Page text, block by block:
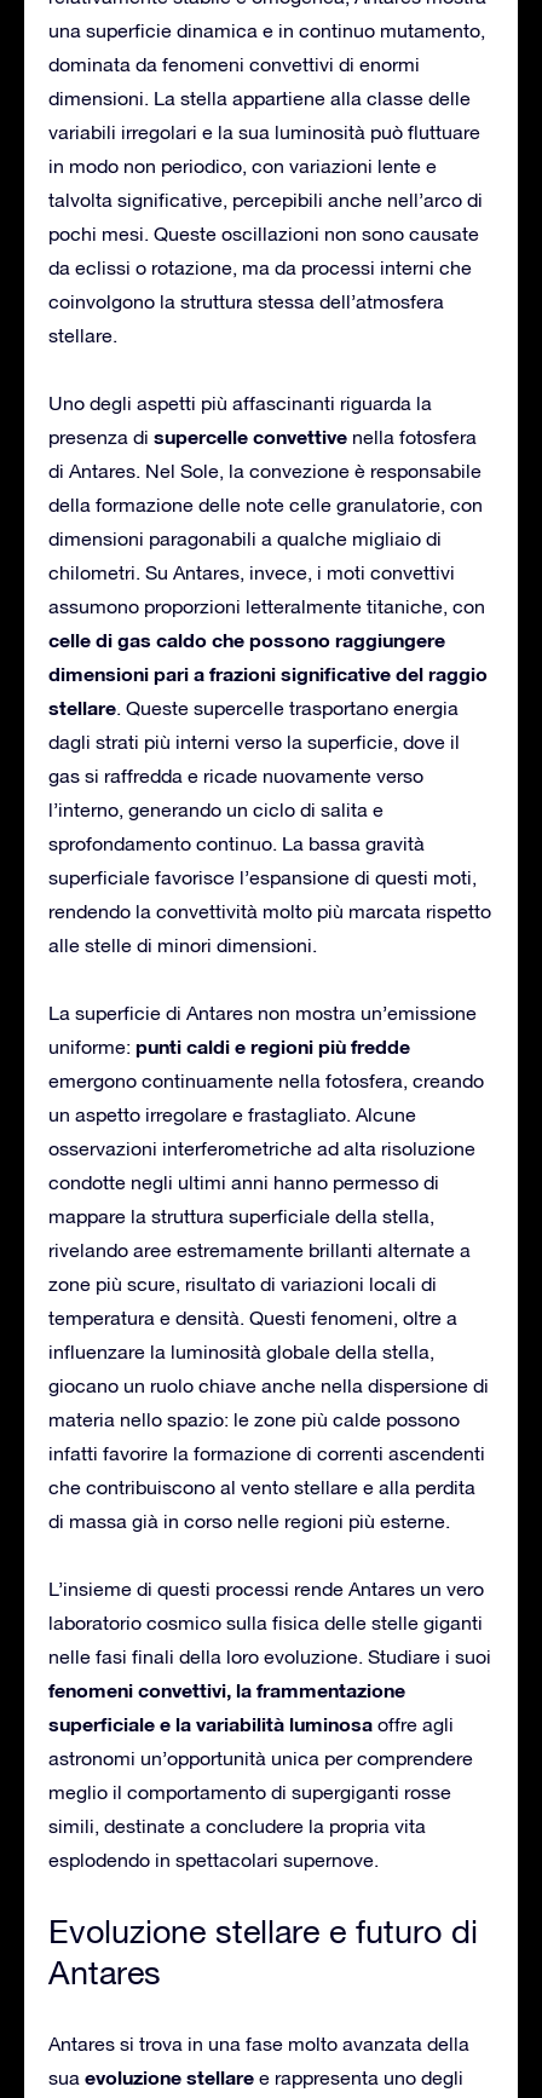
una superficie dinamica e in continuo mutamento,
dominata da fenomeni convettivi di enormi
dimensioni. La stella appartiene alla classe delle
variabili irregolari e la sua luminosità può fluttuare
in modo non periodico, con variazioni lente e
talvolta significative, percepibili anche nell’arco di
pochi mesi. Queste oscillazioni non sono causate
da eclissi o rotazione, ma da processi interni che
coinvolgono la struttura stessa dell’atmosfera
stellare.
Uno degli aspetti più affascinanti riguarda la
presenza di supercelle convettive nella fotosfera
di Antares. Nel Sole, la convezione è responsabile
della formazione delle note celle granulatorie, con
dimensioni paragonabili a qualche migliaio di
chilometri. Su Antares, invece, i moti convettivi
assumono proporzioni letteralmente titaniche, con
celle di gas caldo che possono raggiungere
dimensioni pari a frazioni significative del raggio
stellare. Queste supercelle trasportano energia
dagli strati più interni verso la superficie, dove il
gas si raffredda e ricade nuovamente verso
l’interno, generando un ciclo di salita e
sprofondamento continuo. La bassa gravità
superficiale favorisce l’espansione di questi moti,
rendendo la convettività molto più marcata rispetto
alle stelle di minori dimensioni.
La superficie di Antares non mostra un’emissione
uniforme: punti caldi e regioni più fredde
emergono continuamente nella fotosfera, creando
un aspetto irregolare e frastagliato. Alcune
osservazioni interferometriche ad alta risoluzione
condotte negli ultimi anni hanno permesso di
mappare la struttura superficiale della stella,
rivelando aree estremamente brillanti alternate a
zone più scure, risultato di variazioni locali di
temperatura e densità. Questi fenomeni, oltre a
influenzare la luminosità globale della stella,
giocano un ruolo chiave anche nella dispersione di
materia nello spazio: le zone più calde possono
infatti favorire la formazione di correnti ascendenti
che contribuiscono al vento stellare e alla perdita
di massa già in corso nelle regioni più esterne.
L’insieme di questi processi rende Antares un vero
laboratorio cosmico sulla fisica delle stelle giganti
nelle fasi finali della loro evoluzione. Studiare i suoi
fenomeni convettivi, la frammentazione
superficiale e la variabilità luminosa offre agli
astronomi un’opportunità unica per comprendere
meglio il comportamento di supergiganti rosse
simili, destinate a concludere la propria vita
esplodendo in spettacolari supernove.
Evoluzione stellare e futuro di
Antares
Antares si trova in una fase molto avanzata della
sua evoluzione stellare e rappresenta uno degli